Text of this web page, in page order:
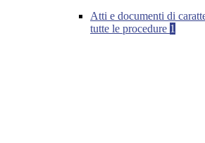
Atti e documenti di
tutte le procedure 1